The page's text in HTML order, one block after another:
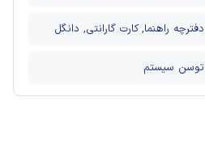
دفترچه راهنما, کارت گارانتی, دانگل
توسن سیستم